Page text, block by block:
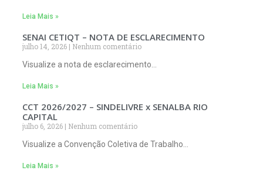
Leia Mais »
SENAI CETIQT – NOTA DE ESCLARECIMENTO
julho 14, 2026
Nenhum comentário
Visualize a nota de esclarecimento…
Leia Mais »
CCT 2026/2027 – SINDELIVRE x SENALBA RIO
CAPITAL
julho 6, 2026
Nenhum comentário
Visualize a Convenção Coletiva de Trabalho…
Leia Mais »